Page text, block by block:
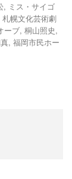
, ミス・サイゴ
札幌文化芸術劇
ーブ, 桐山照史,
, 福岡市民ホー